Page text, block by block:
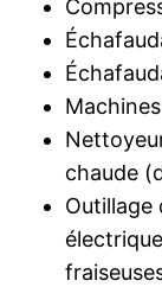
chaude
Outillage